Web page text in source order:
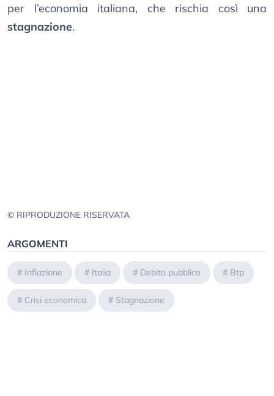
per l’economia italiana, che rischia così una
stagnazione.
© RIPRODUZIONE RISERVATA
ARGOMENTI
# Inflazione # Italia # Debito pubblico # Btp
# Crisi economica # Stagnazione